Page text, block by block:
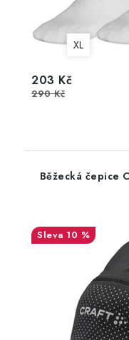
XL
203 Kč
290 Kč
Běžecká čepice
10 %